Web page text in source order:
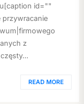
id=""
z
READ MORE